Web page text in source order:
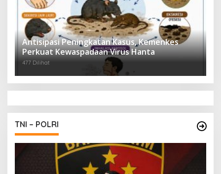
Antisipasi Peningkatan Kasus, Kemenkes
Perkuat Kewaspadaan Virus Hanta
477 Dilihat
TNI – POLRI